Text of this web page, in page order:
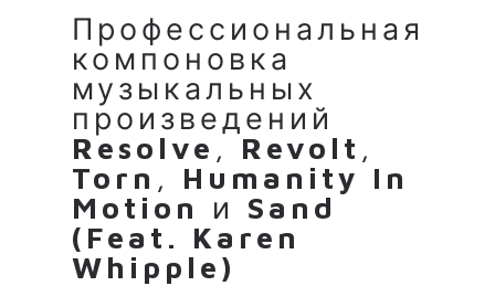
Профессиональная
компоновка
музыкальных
произведений
Resolve , Revolt ,
Torn , Humanity In
Motion
и Sand
(Feat. Karen
Whipple)